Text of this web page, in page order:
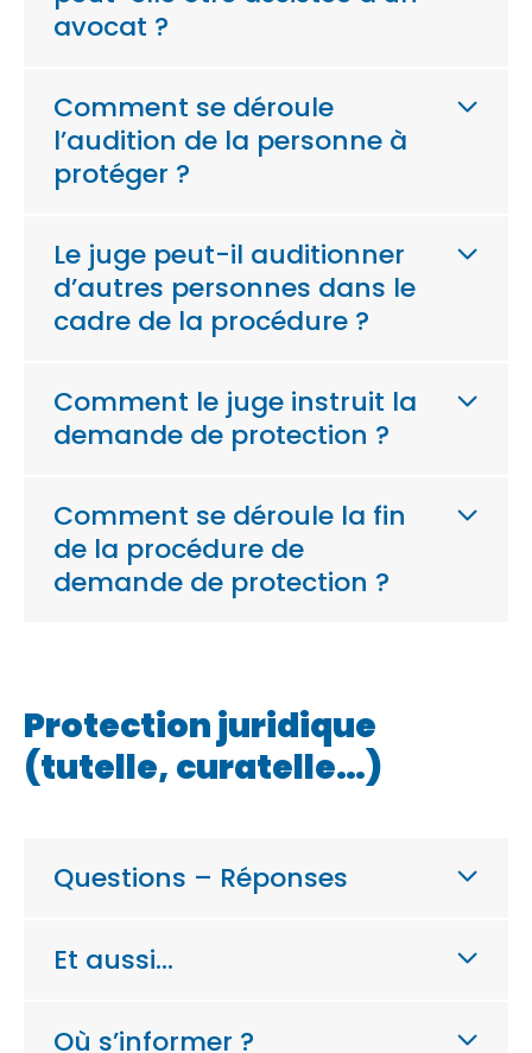
avocat ?
Comment se déroule
l’audition de la personne à
protéger ?
Le juge peut-il auditionner
d’autres personnes dans le
cadre de la procédure ?
Comment le juge instruit la
demande de protection ?
Comment se déroule la fin
de la procédure de
demande de protection ?
Protection juridique
(tutelle, curatelle…)
Questions – Réponses
Et aussi…
Où s’informer ?